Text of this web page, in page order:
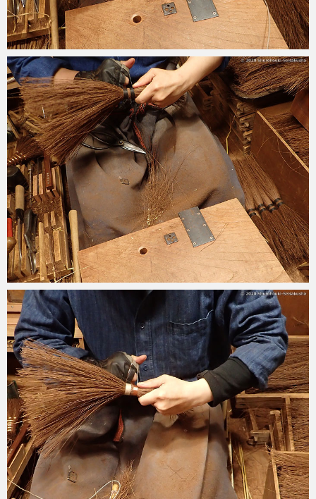
2020-08-04
2020-06-29